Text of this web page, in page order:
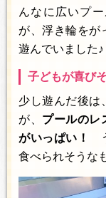
んなに広いプ
が、浮き輪をが
遊んでいました♪
子どもが喜び
少し遊んだ後は
が、 プールのレ
がいっぱい！
食べられそうな